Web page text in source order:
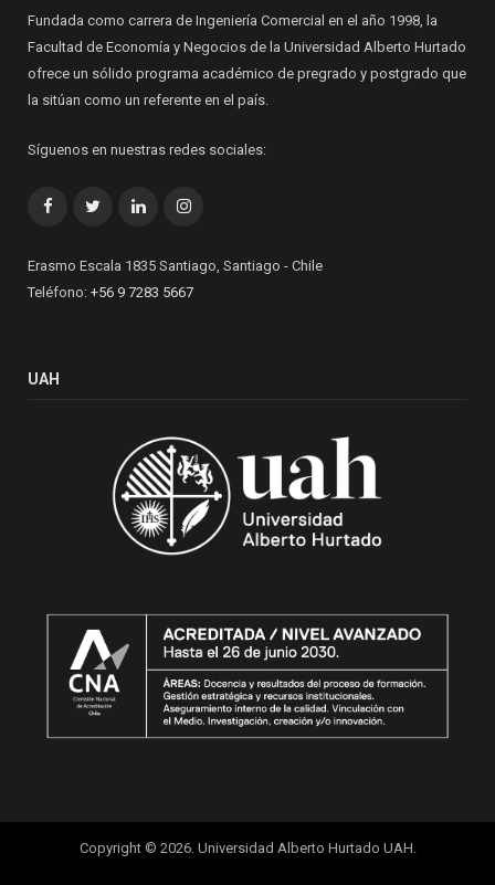
Fundada como carrera de Ingeniería Comercial en el año 1998, la
Facultad de Economía y Negocios de la Universidad Alberto Hurtado
ofrece un sólido programa académico de pregrado y postgrado que
la sitúan como un referente en el país.
Síguenos en nuestras redes sociales:
FacebookTwitterLinkedInInstagram
Erasmo Escala 1835 Santiago, Santiago - Chile
Teléfono: +56 9 7283 5667
UAH
Copyright © 2026. Universidad Alberto Hurtado UAH.